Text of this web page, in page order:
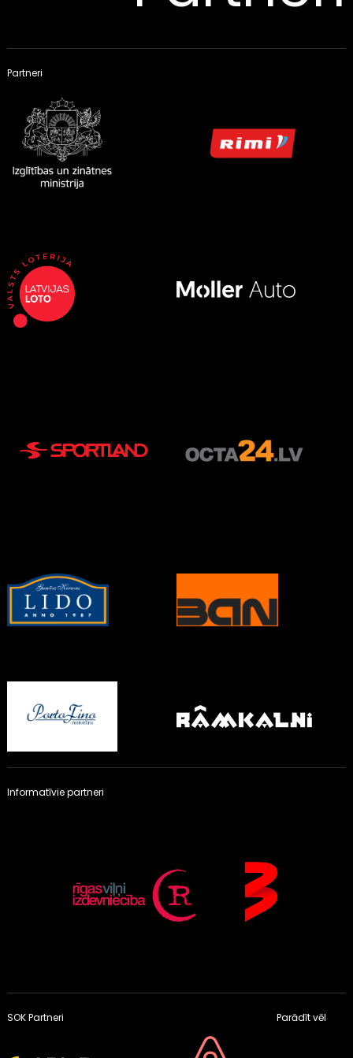
Partneri
Informatīvie partneri
SOK Partneri Parādīt vēl